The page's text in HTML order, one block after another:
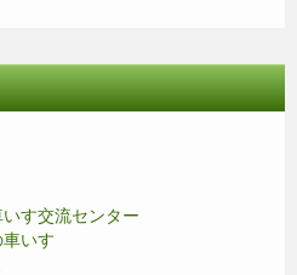
す交流センター
いす